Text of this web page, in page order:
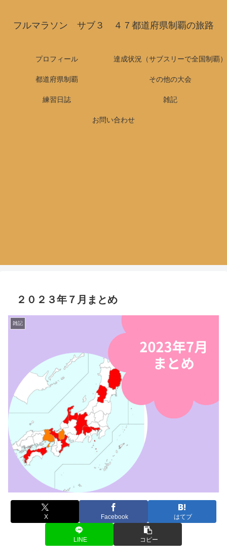
フルマラソン サブ３ ４７都道府県制覇の旅路
プロフィール 達成状況（サブスリーで全国制覇）
都道府県制覇 その他の大会
練習日誌 雑記
お問い合わせ
２０２３年７月まとめ
雑記
X Facebook はてブ
LINE コピー